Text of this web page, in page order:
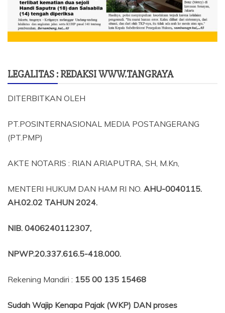
LEGALITAS : REDAKSI WWW.TANGRAYA
DITERBITKAN OLEH
PT.POSINTERNASIONAL MEDIA POSTANGERANG
(PT.PMP)
AKTE NOTARIS : RIAN ARIAPUTRA, SH, M.Kn,
MENTERI HUKUM DAN HAM RI NO. AHU-0040115.
AH.02.02 TAHUN 2024.
NIB. 0406240112307,
NPWP.20.337.616.5-418.000.
Rekening Mandiri : 155 00 135 15468
Sudah Wajip Kenapa Pajak (WKP) DAN proses